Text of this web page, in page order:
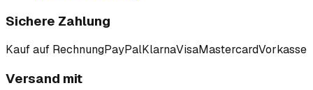
Sichere Zahlung
Kauf auf RechnungPayPalKlarnaVisaMastercardVorkasse
Versand mit